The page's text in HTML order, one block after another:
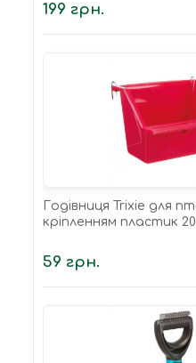
199 грн.
Годівниця Trixie для
кріпленням пластик
59 грн.